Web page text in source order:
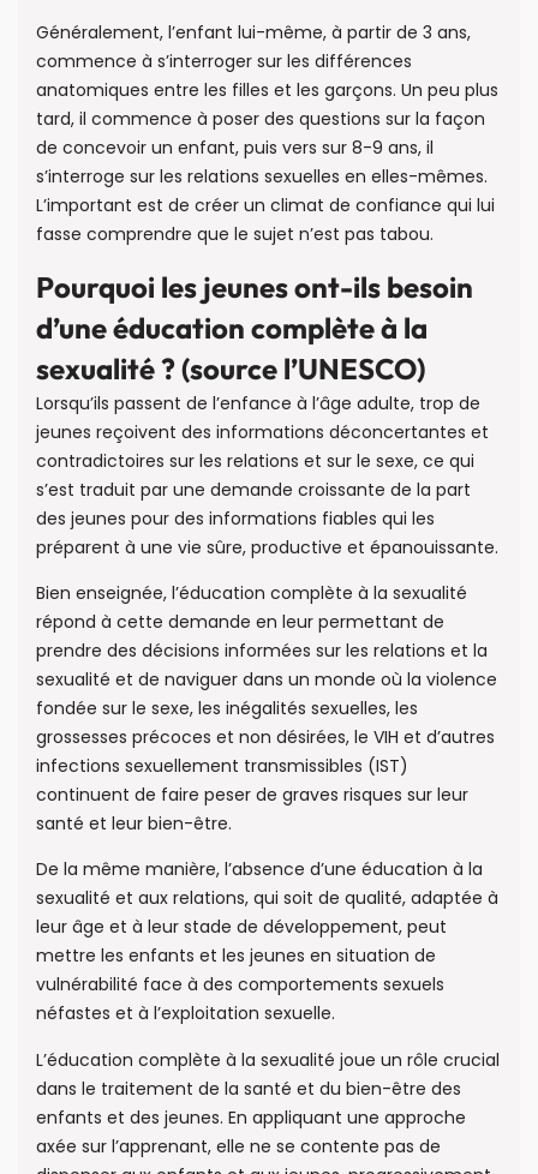
Généralement, l’enfant lui-même, à partir de 3 ans,
commence à s’interroger sur les différences
anatomiques entre les filles et les garçons. Un peu plus
tard, il commence à poser des questions sur la façon
de concevoir un enfant, puis vers sur 8-9 ans, il
s’interroge sur les relations sexuelles en elles-mêmes.
L’important est de créer un climat de confiance qui lui
fasse comprendre que le sujet n’est pas tabou.
Pourquoi les jeunes ont-ils besoin
d’une éducation complète à la
sexualité ? (source l’UNESCO)
Lorsqu’ils passent de l’enfance à l’âge adulte, trop de
jeunes reçoivent des informations déconcertantes et
contradictoires sur les relations et sur le sexe, ce qui
s’est traduit par une demande croissante de la part
des jeunes pour des informations fiables qui les
préparent à une vie sûre, productive et épanouissante.
Bien enseignée, l’éducation complète à la sexualité
répond à cette demande en leur permettant de
prendre des décisions informées sur les relations et la
sexualité et de naviguer dans un monde où la violence
fondée sur le sexe, les inégalités sexuelles, les
grossesses précoces et non désirées, le VIH et d’autres
infections sexuellement transmissibles (IST)
continuent de faire peser de graves risques sur leur
santé et leur bien-être.
De la même manière, l’absence d’une éducation à la
sexualité et aux relations, qui soit de qualité, adaptée à
leur âge et à leur stade de développement, peut
mettre les enfants et les jeunes en situation de
vulnérabilité face à des comportements sexuels
néfastes et à l’exploitation sexuelle.
L’éducation complète à la sexualité joue un rôle crucial
dans le traitement de la santé et du bien-être des
enfants et des jeunes. En appliquant une approche
axée sur l’apprenant, elle ne se contente pas de